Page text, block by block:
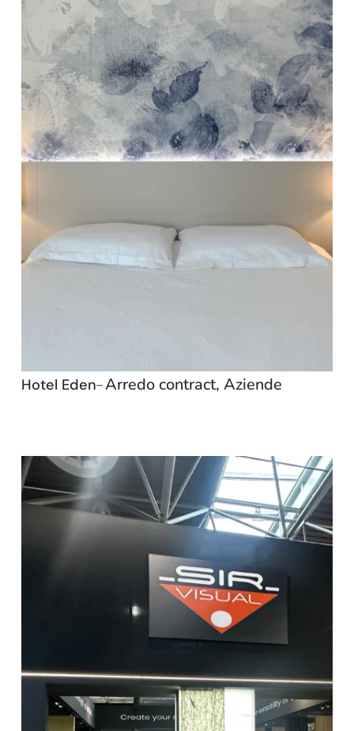
Hotel Eden–Arredo contract, Aziende